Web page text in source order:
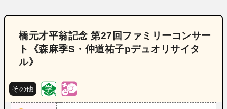
橋元才平翁記念 第27回ファミリーコンサー
ト《森麻季S・仲道祐子pデュオリサイタ
ル》
その他